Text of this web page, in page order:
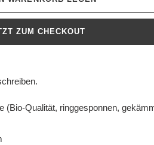
ZUM CHECKOUT
(Bio-Qualität, ringgesponnen,